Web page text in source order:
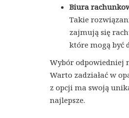
Biura
Takie
zajmują się
które mogą być
Wybór odpowiedniej
Warto zadziałać w
z opcji ma swoją
najlepsze.